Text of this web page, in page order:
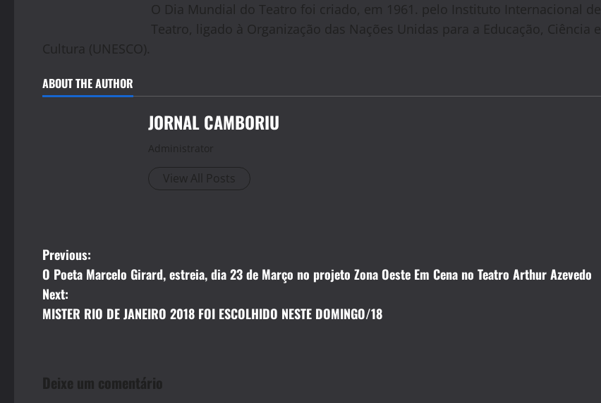
O Dia Mundial do Teatro foi criado, em 1961. pelo Instituto Internacional de
Teatro, ligado à Organização das Nações Unidas para a Educação, Ciência e
Cultura (UNESCO).
ABOUT THE AUTHOR
JORNAL CAMBORIU
Administrator
View All Posts
P
o
s
n
Previous:
O Poeta Marcelo Girard, estreia, dia 23 de Março no projeto Zona Oeste Em Cena no Teatro Arthur Azevedo
Next:
MISTER RIO DE JANEIRO 2018 FOI ESCOLHIDO NESTE DOMINGO/18
Deixe um comentário